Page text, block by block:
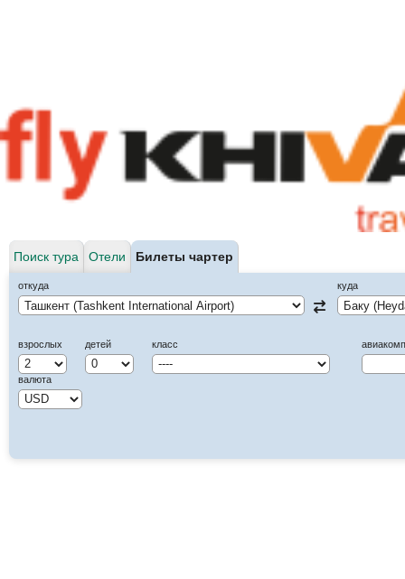
Поиск тура Отели Билеты чартер
откуда куда
взрослых детей класс
валюта